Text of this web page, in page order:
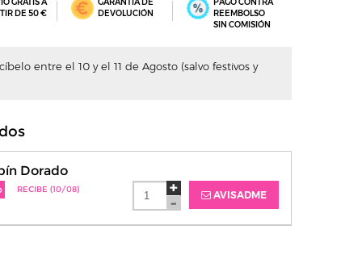
DE 50 €
DEVOLUCIÓN
REEMBOLSO
SIN COMISIÓN
entre el 10 y el 11 de Agosto (salvo festivos y
Dorado
RECIBE (10/08) AVISADME